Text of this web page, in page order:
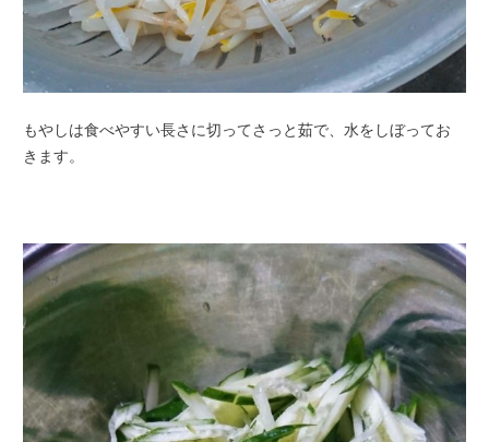
もやしは食べやすい長さに切ってさっと茹で、水をしぼってお
きます。